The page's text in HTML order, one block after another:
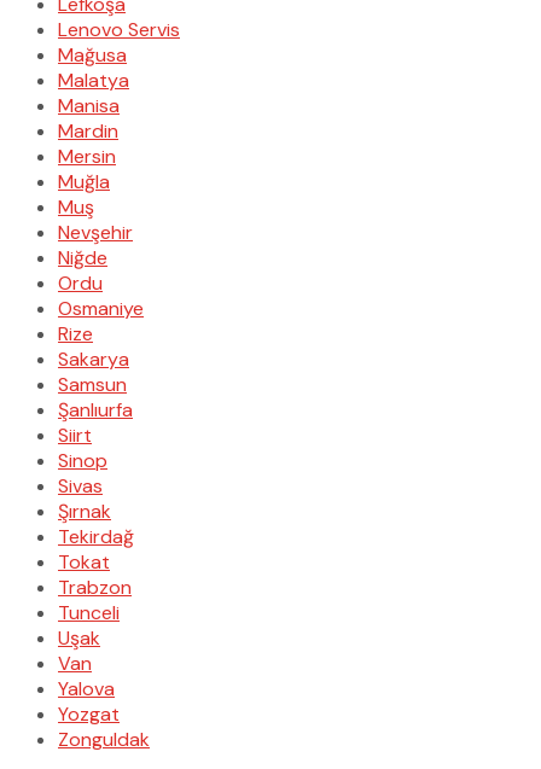
Lenovo Servis
Mağusa
Malatya
Manisa
Mardin
Mersin
Muğla
Muş
Nevşehir
Niğde
Ordu
Osmaniye
Rize
Sakarya
Samsun
Şanlıurfa
Siirt
Sinop
Sivas
Şırnak
Tekirdağ
Tokat
Trabzon
Tunceli
Uşak
Van
Yalova
Yozgat
Zonguldak